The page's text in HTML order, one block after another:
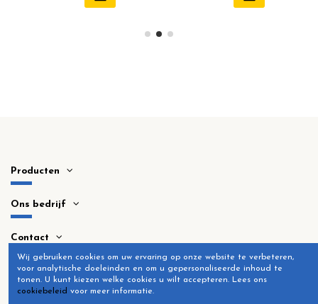
Producten
Ons bedrijf
Contact
Wij gebruiken cookies om uw ervaring op onze website te verbeteren,
voor analytische doeleinden en om u gepersonaliseerde inhoud te
tonen. U kunt kiezen welke cookies u wilt accepteren. Lees ons
cookiebeleid voor meer informatie.